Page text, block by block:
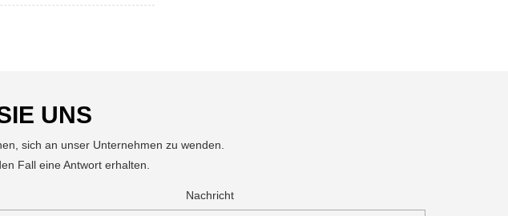
UNS
sich an unser Unternehmen zu wenden.
Fall eine Antwort erhalten.
Nachricht